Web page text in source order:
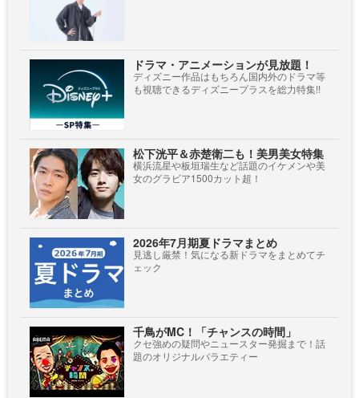
ドラマ・アニメーションが見放題！
ディズニー作品はもちろん国内外のドラマ等
も視聴できるディズニープラスを総力特集!!
松下洸平＆赤楚衛二も！美男美女特集
横浜流星や板垣瑞生など話題のイケメンや美
女のグラビア1500カット超！
2026年7月期夏ドラマまとめ
見逃し厳禁！気になる新ドラマをまとめてチ
ェック
千鳥がMC！「チャンスの時間」
クセ強めの疑問やニュースター発掘まで！話
題のオリジナルバラエティー